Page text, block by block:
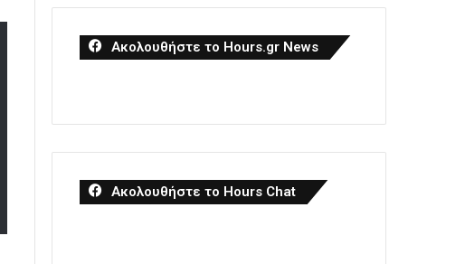
Ακολουθήστε το Hours.gr News
Ακολουθήστε το Hours Chat